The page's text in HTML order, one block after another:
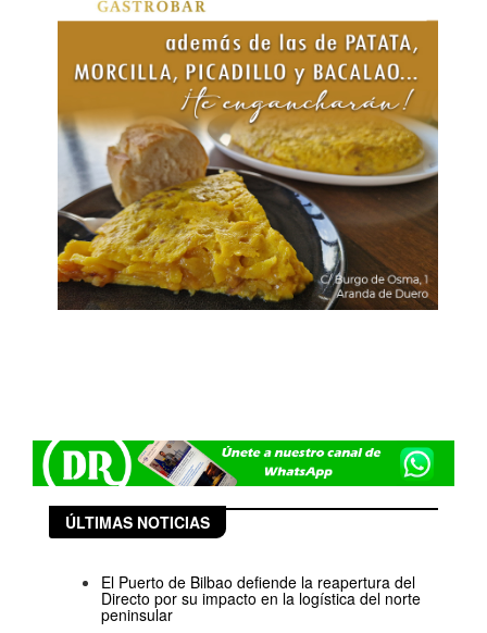
ÚLTIMAS NOTICIAS
El Puerto de Bilbao defiende la reapertura del
Directo por su impacto en la logística del norte
peninsular